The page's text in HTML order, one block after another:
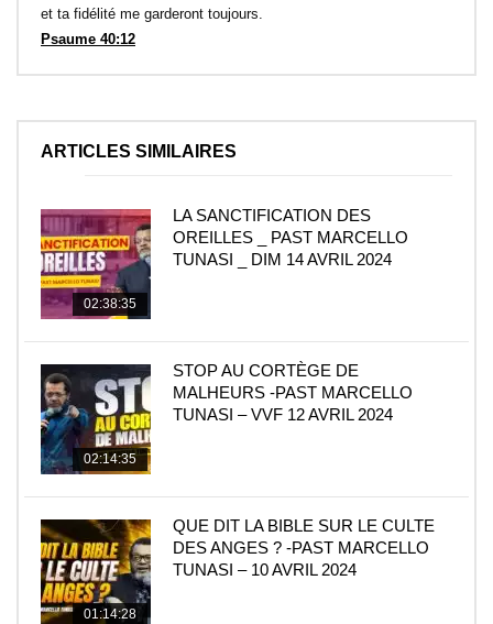
et ta fidélité me garderont toujours.
Psaume 40:12
ARTICLES SIMILAIRES
02:38:35
LA SANCTIFICATION DES
OREILLES _ PAST MARCELLO
TUNASI _ DIM 14 AVRIL 2024
02:14:35
STOP AU CORTÈGE DE
MALHEURS -PAST MARCELLO
TUNASI – VVF 12 AVRIL 2024
01:14:28
QUE DIT LA BIBLE SUR LE CULTE
DES ANGES ? -PAST MARCELLO
TUNASI – 10 AVRIL 2024